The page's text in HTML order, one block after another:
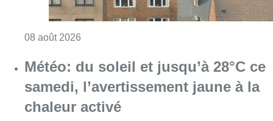
08 août 2026
Météo: du soleil et jusqu’à 28°C ce
samedi, l’avertissement jaune à la
chaleur activé